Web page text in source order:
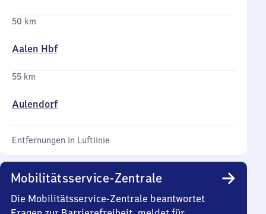
50 km
Aalen Hbf
55 km
Aulendorf
Entfernungen in Luftlinie
Mobilitätsservice-Zentrale
Die Mobilitätsservice-Zentrale beantwortet